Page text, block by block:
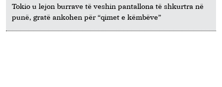
Tokio u lejon burrave të veshin pantallona të shkurtra në
punë, gratë ankohen për “qimet e këmbëve”